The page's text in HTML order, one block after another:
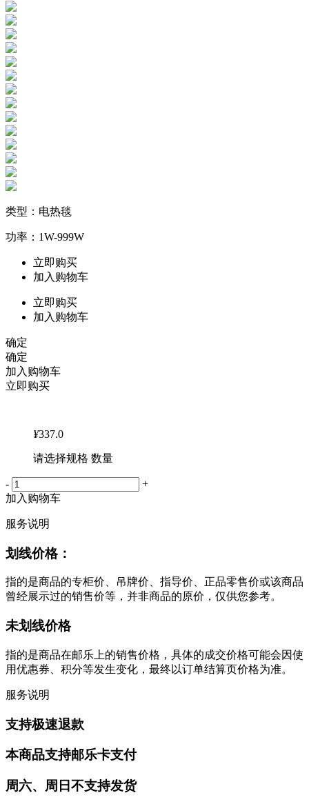
类型：电热毯
功率：1W-999W
立即购买
加入购物车
立即购买
加入购物车
确定
确定
加入购物车
立即购买
¥337.0
请选择规格 数量
-
+
加入购物车
服务说明
划线价格：
指的是商品的专柜价、吊牌价、指导价、正品零售价或该商品
曾经展示过的销售价等，并非商品的原价，仅供您参考。
未划线价格
指的是商品在邮乐上的销售价格，具体的成交价格可能会因使
用优惠券、积分等发生变化，最终以订单结算页价格为准。
服务说明
支持极速退款
本商品支持邮乐卡支付
周六、周日不支持发货